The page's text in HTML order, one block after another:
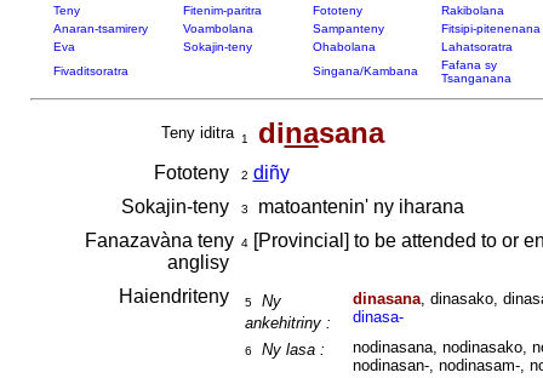
Teny Fitenim-paritra Fototeny
Rakibolana
Anaran-tsamirery
Voambolana Sampanteny
Fitsipi-pitenenana
Eva
Sokajin-teny Ohabolana
Lahatsoratra
Fivaditsoratra
Singana/Kambana
Fafana sy
Tsanganana
Teny iditra 1 dinasana
Fototeny 2 diñy
Sokajin-teny
3
matoantenin' ny iharana
Fanazavàna teny
anglisy
4[Provincial] to be attended to or
Haiendriteny 5
Ny
ankehitriny :
dinasana, dinasako,
dinasa-
6 Ny lasa :
nodinasana, nodinasako,
nodinasan-, nodinasam-,